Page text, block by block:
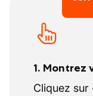
1. Montrez
Cliquez sur